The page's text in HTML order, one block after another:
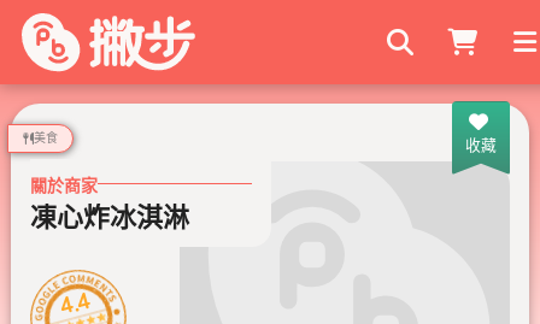
搜尋商家
收藏
美食
關於商家
凍心炸冰淇淋
4.4